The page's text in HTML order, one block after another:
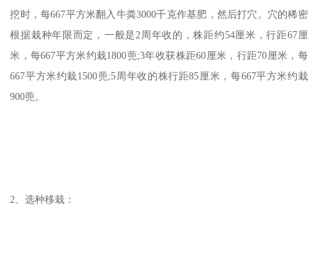
挖时，每667平方米翻入牛粪3000千克作基肥，然后打穴。穴的稀密
根据栽种年限而定，一般是2周年收的，株距约54厘米，行距67厘
米，每667平方米约栽1800蔸;3年收获株距60厘米，行距70厘米，每
667平方米约栽1500蔸;5周年收的株行距85厘米，每667平方米约栽
900蔸。
2、选种移栽：